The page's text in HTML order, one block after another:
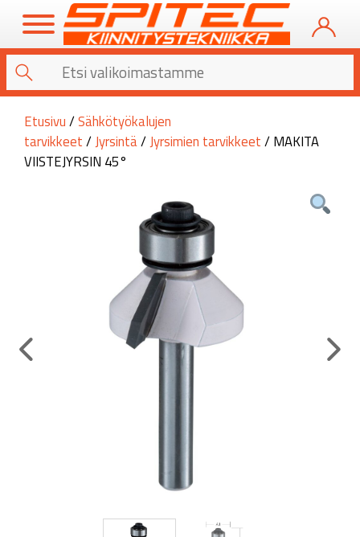
Etusivu /Sähkötyökalujen
tarvikkeet / Jyrsintä/ Jyrsimien tarvikkeet / MAKITA
VIISTEJYRSIN 45°